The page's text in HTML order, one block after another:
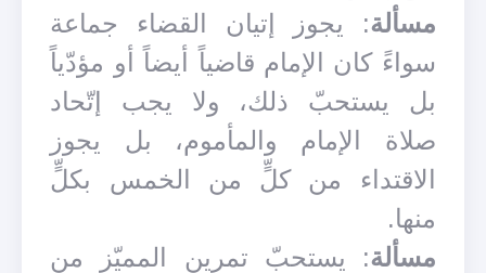
مسألة: يجوز إتيان القضاء جماعة
سواءً كان الإمام قاضياً أيضاً أو مؤدّياً
بل يستحبّ ذلك، ولا يجب إتّحاد
صلاة الإمام والمأموم، بل يجوز
الاقتداء من كلٍّ من الخمس بكلٍّ
منها.
مسألة: يستحبّ تمرين المميّز من